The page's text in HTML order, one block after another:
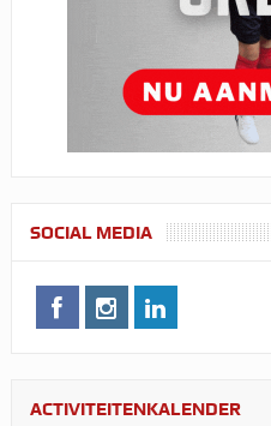
SOCIAL MEDIA
ACTIVITEITENKALENDER